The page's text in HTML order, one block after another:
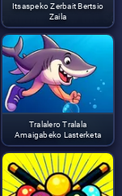
Itsaspeko Zerbait Bertsio
Zaila
Tralalero Tralala
Amaigabeko Lasterketa